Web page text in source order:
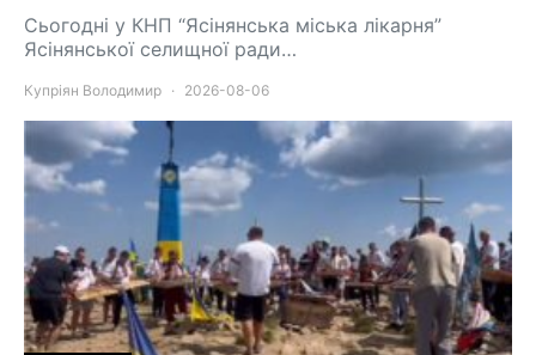
Сьогодні у КНП “Ясінянська міська лікарня”
Ясінянської селищної ради…
Купріян Володимир 2026-08-06